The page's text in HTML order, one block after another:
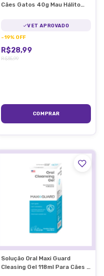
Cães Gatos 40g Mau Hálito
VET APROVADO
-19% OFF
R$28,99
R$35,99
Solução Oral Maxi Guard
Cleasing Gel 118ml Para Cães e